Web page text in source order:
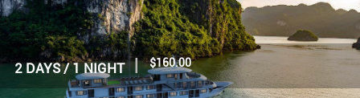
1 DAY | $70.00